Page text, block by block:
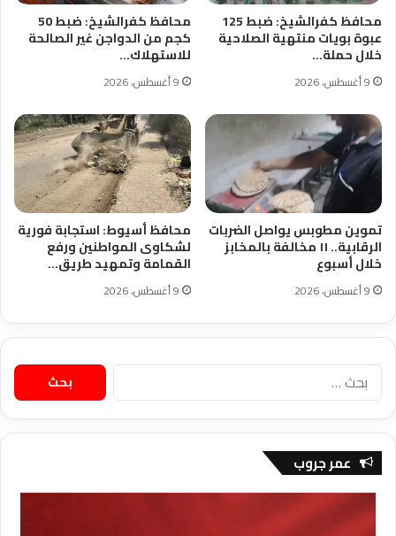
محافظ كفرالشيخ: ضبط 125
عبوة بويات منتهية الصلاحية
خلال حملة…
9 أغسطس، 2026
محافظ كفرالشيخ: ضبط 50
كجم من الدواجن غير الصالحة
للاستهلاك…
9 أغسطس، 2026
تموين مطوبس يواصل الضربات
الرقابية.. ١١ مخالفة بالمخابز
خلال أسبوع
9 أغسطس، 2026
محافظ أسيوط: استجابة فورية
لشكاوى المواطنين ورفع
القمامة وتمهيد طريق…
9 أغسطس، 2026
البحث
عن:
عمر جروب